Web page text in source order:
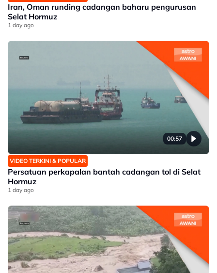
Iran, Oman runding cadangan baharu pengurusan
Selat Hormuz
1 day ago
00:57
VIDEO TERKINI & POPULAR
Persatuan perkapalan bantah cadangan tol di Selat
Hormuz
1 day ago